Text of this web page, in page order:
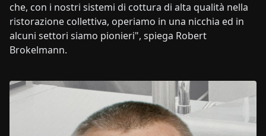
che, con i nostri sistemi di cottura di alta qualità nella
ristorazione collettiva, operiamo in una nicchia ed in
alcuni settori siamo pionieri", spiega Robert
Brokelmann.